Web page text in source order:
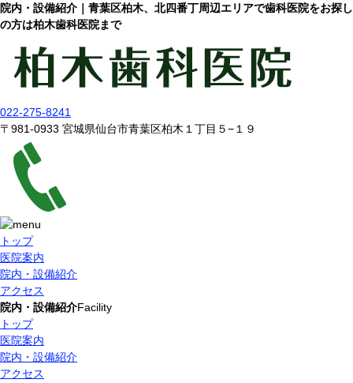
院内・設備紹介｜青葉区柏木、北四番丁周辺エリアで歯科医院をお探し
の方は柏木歯科医院まで
022-275-8241
〒981-0933 宮城県仙台市青葉区柏木１丁目５−１９
トップ
医院案内
院内・設備紹介
アクセス
院内・設備紹介Facility
トップ
医院案内
院内・設備紹介
アクセス